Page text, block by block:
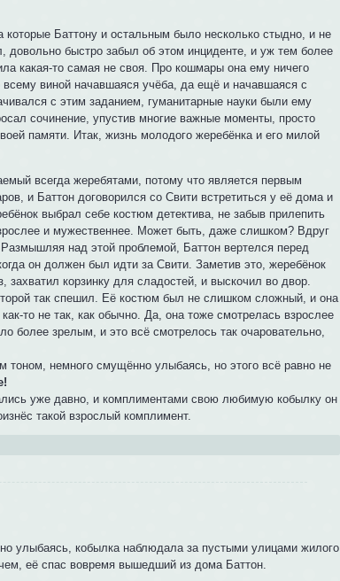
Баттону и остальным было несколько стыдно, и не
довольно быстро забыл об этом инциденте, и уж тем более
какая-то самая не своя. Про кошмары она ему ничего
виной начавшаяся учёба, да ещё и начавшаяся с
с этим заданием, гуманитарные науки были ему
сочинение, упустив многие важные моменты, просто
памяти. Итак, жизнь молодого жеребёнка и его милой
всегда жеребятами, потому что является первым
и Баттон договорился со Свити встретиться у её дома и
выбрал себе костюм детектива, не забыв прилепить
и мужественнее. Может быть, даже слишком? Вдруг
над этой проблемой, Баттон вертелся перед
он должен был идти за Свити. Заметив это, жеребёнок
захватил корзинку для сладостей, и выскочил во двор.
так спешил. Её костюм был не слишком сложный, и она
то не так, как обычно. Да, она тоже смотрелась взрослее
зрелым, и это всё смотрелось так очаровательно,
тоном, немного смущённо улыбаясь, но этого всё равно не
уже давно, и комплиментами свою любимую кобылку он
такой взрослый комплимент.
улыбаясь, кобылка наблюдала за пустыми улицами жилого
её спас вовремя вышедший из дома Баттон.